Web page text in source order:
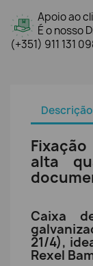
Apoio ao
É o nosso
(+351) 911 131
Descrição
alta
Caixa
21/4),
Rexel